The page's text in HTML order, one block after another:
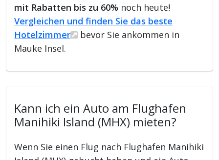
mit Rabatten bis zu 60% noch heute!
Vergleichen und finden Sie das beste
Hotelzimmer
bevor Sie ankommen in
Mauke Insel.
Kann ich ein Auto am Flughafen
Manihiki Island (MHX) mieten?
Wenn Sie einen Flug nach Flughafen Manihiki